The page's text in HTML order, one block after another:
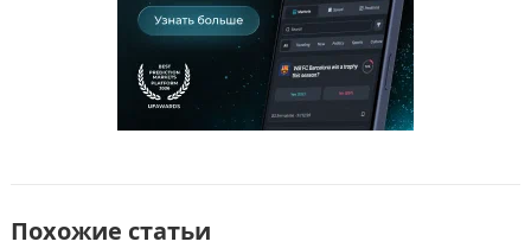
Похожие статьи